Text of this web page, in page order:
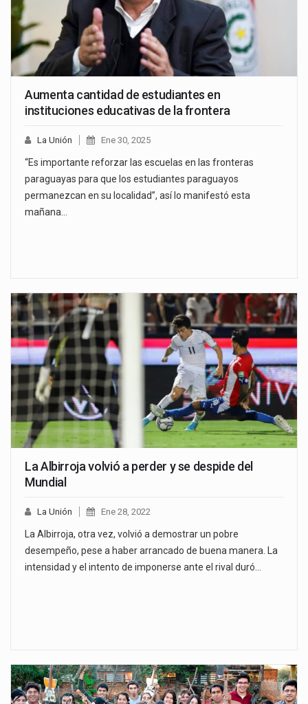
Aumenta cantidad de estudiantes en
instituciones educativas de la frontera
La Unión Ene 30, 2025
“Es importante reforzar las escuelas en las fronteras
paraguayas para que los estudiantes paraguayos
permanezcan en su localidad”, así lo manifestó esta
mañana…
La Albirroja volvió a perder y se despide del
Mundial
La Unión Ene 28, 2022
La Albirroja, otra vez, volvió a demostrar un pobre
desempeño, pese a haber arrancado de buena manera. La
intensidad y el intento de imponerse ante el rival duró…